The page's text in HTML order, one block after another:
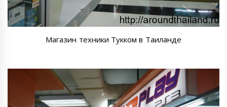
Магазин техники Тукком в Таиланде